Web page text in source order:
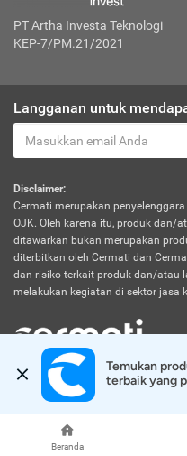
Beranda
PT Artha Investa Teknologi
KEP-7/PM.21/2021
Langganan untuk
Disclaimer:
Cermati merupakan
OJK. Oleh karena itu, produk dan/
ditawarkan bukan merupakan
diterbitkan oleh Cermati dan
dan risiko terkait produk dan/atau
melakukan kegiatan di sektor jasa
© 2026 Cermati. All Rights
Temukan
terbaik yang